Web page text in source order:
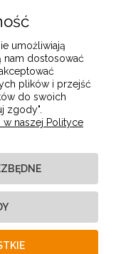
umożliwiają
nam dostosować
plików i przejść
do swoich
zgody".
naszej Polityce